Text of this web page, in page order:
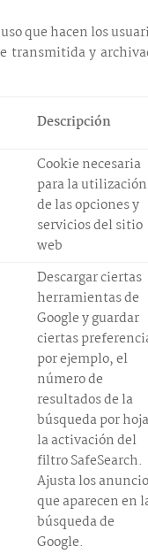
que hacen los
transmitida y
Descripción
Cookie necesaria
para la utilización
de las opciones y
servicios del sitio
web
Descargar ciertas
herramientas de
Google y guardar
ciertas
por ejemplo, el
número de
resultados de la
búsqueda por
la activación del
filtro SafeSearch.
Ajusta los
que aparecen en
búsqueda de
Google.